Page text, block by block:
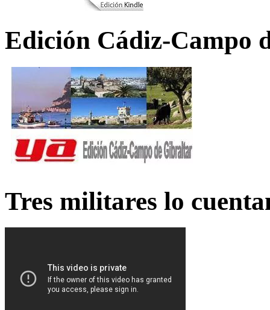
Edición Cádiz-Campo
Tres militares lo